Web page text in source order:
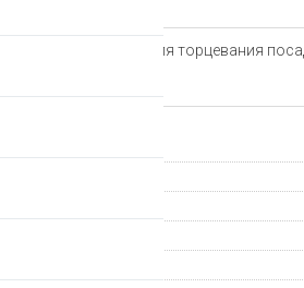
CYCLUS TOOLS для торцевания
происхождения